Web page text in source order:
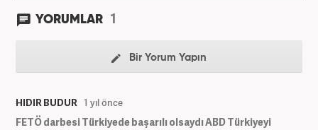
YORUMLAR 1
Bir Yorum Yapın
HIDIR BUDUR 1 yıl önce
FETÖ darbesi Türkiyede başarılı olsaydı ABD Türkiyeyi